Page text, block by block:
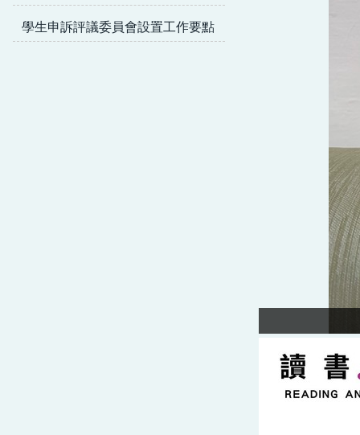
學生申訴評議委員會設置工作要點